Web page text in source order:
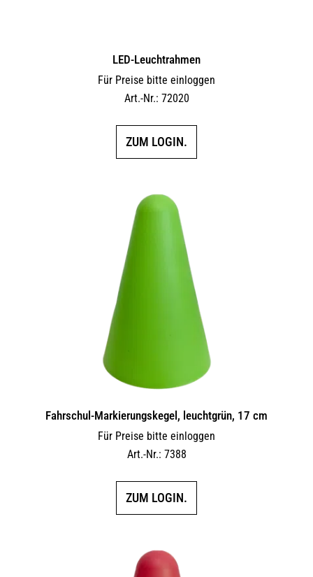
LED-Leuchtrahmen
Für Preise bitte einloggen
Art.-Nr.: 72020
ZUM LOGIN.
Fahrschul-Markierungskegel, leuchtgrün, 17 cm
Für Preise bitte einloggen
Art.-Nr.: 7388
ZUM LOGIN.